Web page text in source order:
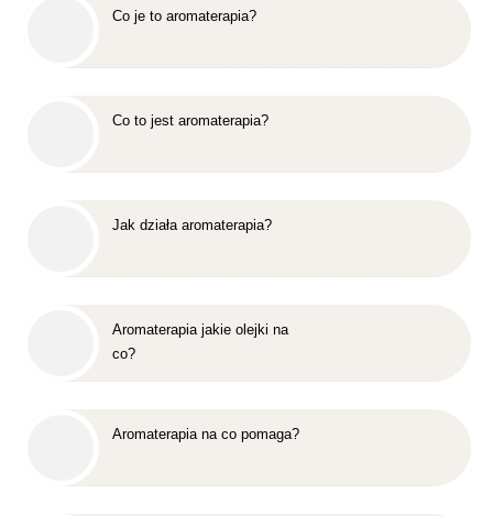
Co je to aromaterapia?
Co to jest aromaterapia?
Jak działa aromaterapia?
Aromaterapia jakie olejki na
co?
Aromaterapia na co pomaga?